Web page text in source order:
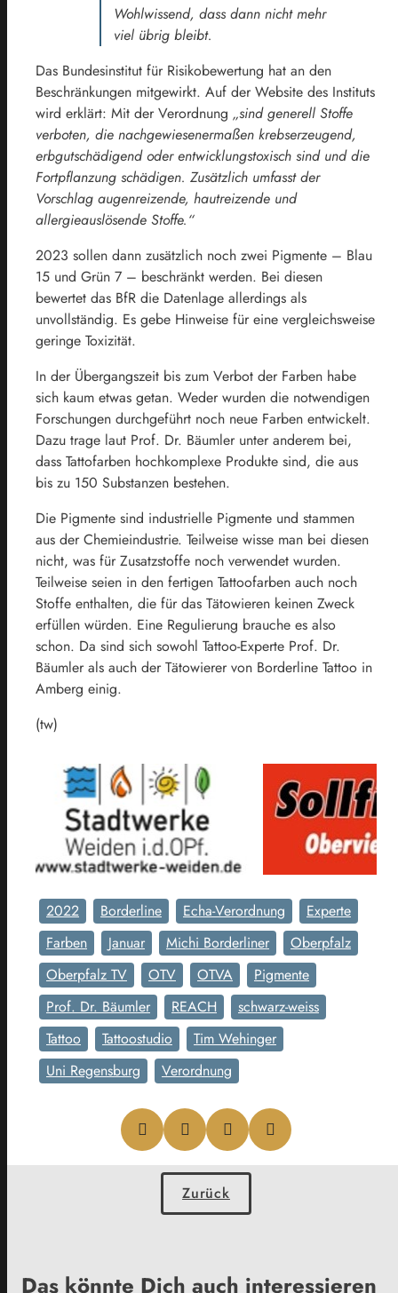
Wohlwissend, dass dann nicht mehr
viel übrig bleibt.
Das Bundesinstitut für Risikobewertung hat an den
Beschränkungen mitgewirkt. Auf der Website des Instituts
wird erklärt: Mit der Verordnung „sind generell Stoffe
verboten, die nachgewiesenermaßen krebserzeugend,
erbgutschädigend oder entwicklungstoxisch sind und die
Fortpflanzung schädigen. Zusätzlich umfasst der
Vorschlag augenreizende, hautreizende und
allergieauslösende Stoffe.“
2023 sollen dann zusätzlich noch zwei Pigmente – Blau
15 und Grün 7 – beschränkt werden. Bei diesen
bewertet das BfR die Datenlage allerdings als
unvollständig. Es gebe Hinweise für eine vergleichsweise
geringe Toxizität.
In der Übergangszeit bis zum Verbot der Farben habe
sich kaum etwas getan. Weder wurden die notwendigen
Forschungen durchgeführt noch neue Farben entwickelt.
Dazu trage laut Prof. Dr. Bäumler unter anderem bei,
dass Tattofarben hochkomplexe Produkte sind, die aus
bis zu 150 Substanzen bestehen.
Die Pigmente sind industrielle Pigmente und stammen
aus der Chemieindustrie. Teilweise wisse man bei diesen
nicht, was für Zusatzstoffe noch verwendet wurden.
Teilweise seien in den fertigen Tattoofarben auch noch
Stoffe enthalten, die für das Tätowieren keinen Zweck
erfüllen würden. Eine Regulierung brauche es also
schon. Da sind sich sowohl Tattoo-Experte Prof. Dr.
Bäumler als auch der Tätowierer von Borderline Tattoo in
Amberg einig.
(tw)
2022 Borderline Echa-Verordnung
Experte
Farben
Januar Michi Borderliner
Oberpfalz
Oberpfalz TV
OTV OTVA
Pigmente
Prof. Dr. Bäumler
REACH
schwarz-weiss
Tattoo
Tattoostudio
Tim Wehinger
Uni Regensburg
Verordnung
Zurück
Das könnte Dich auch interessieren